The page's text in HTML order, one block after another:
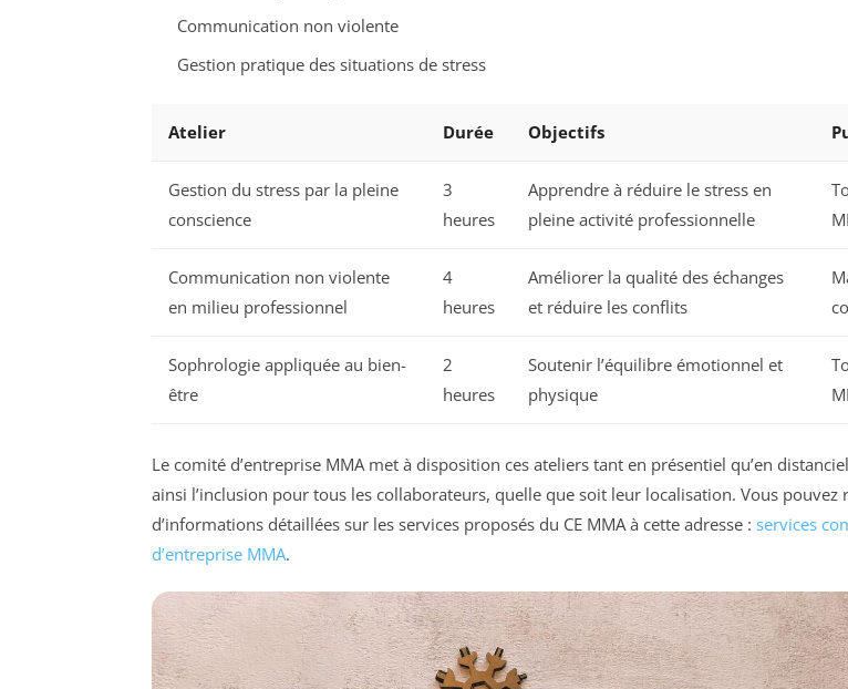
Communication non violente
Gestion pratique des situations de stress
Atelier Durée Objectifs
Gestion du stress par la pleine
conscience
3
heures
Apprendre à réduire le stress en
pleine activité professionnelle
Communication non violente
en milieu professionnel
4
heures
Améliorer la qualité des échanges
et réduire les conflits
Sophrologie appliquée au bien-
être
2
heures
Soutenir l’équilibre émotionnel et
physique
Le comité d’entreprise MMA met à disposition ces ateliers tant en présentiel qu’en
ainsi l’inclusion pour tous les collaborateurs, quelle que soit leur localisation. Vous pouvez
d’informations détaillées sur les services proposés du CE MMA à cette adresse : services
d’entreprise MMA.